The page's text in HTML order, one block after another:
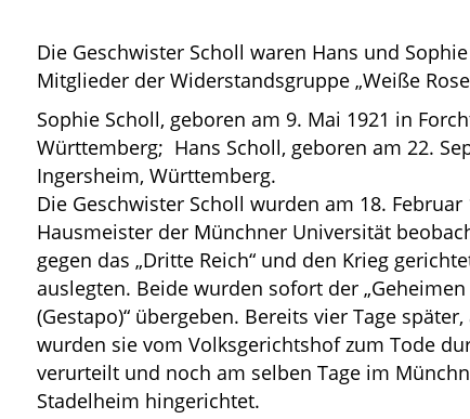
Die Geschwister Scholl waren Hans und
Mitglieder der Widerstandsgruppe „Weiße
Sophie Scholl, geboren am 9. Mai 1921 in
Württemberg; Hans Scholl, geboren am 22.
Ingersheim, Württemberg.
Die Geschwister Scholl wurden am 18. Februar
Hausmeister der Münchner Universität
gegen das „Dritte Reich“ und den Krieg
auslegten. Beide wurden sofort der „Geheimen
(Gestapo)“ übergeben. Bereits vier Tage
wurden sie vom Volksgerichtshof zum Tode
verurteilt und noch am selben Tage im
Stadelheim hingerichtet.